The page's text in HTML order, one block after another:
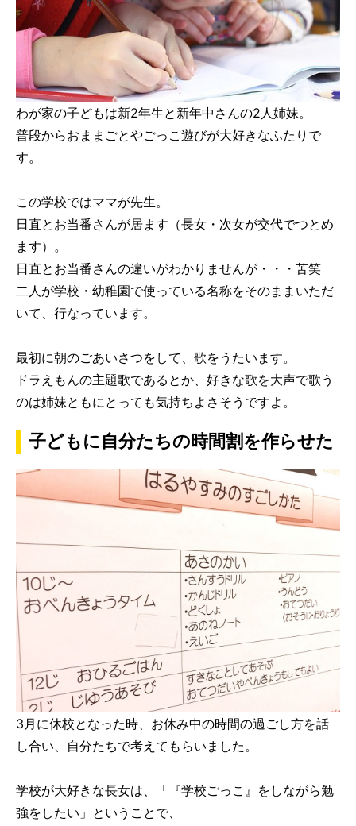
わが家の子どもは新2年生と新年中さんの2人姉妹。
普段からおままごとやごっこ遊びが大好きなふたりで
す。
この学校ではママが先生。
日直とお当番さんが居ます（長女・次女が交代でつとめ
ます）。
日直とお当番さんの違いがわかりませんが・・・苦笑
二人が学校・幼稚園で使っている名称をそのままいただ
いて、行なっています。
最初に朝のごあいさつをして、歌をうたいます。
ドラえもんの主題歌であるとか、好きな歌を大声で歌う
のは姉妹ともにとっても気持ちよさそうですよ。
子どもに自分たちの時間割を作らせた
3月に休校となった時、お休み中の時間の過ごし方を話
し合い、自分たちで考えてもらいました。
学校が大好きな長女は、「『学校ごっこ』をしながら勉
強をしたい」ということで、